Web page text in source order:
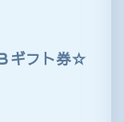
ギフト券☆